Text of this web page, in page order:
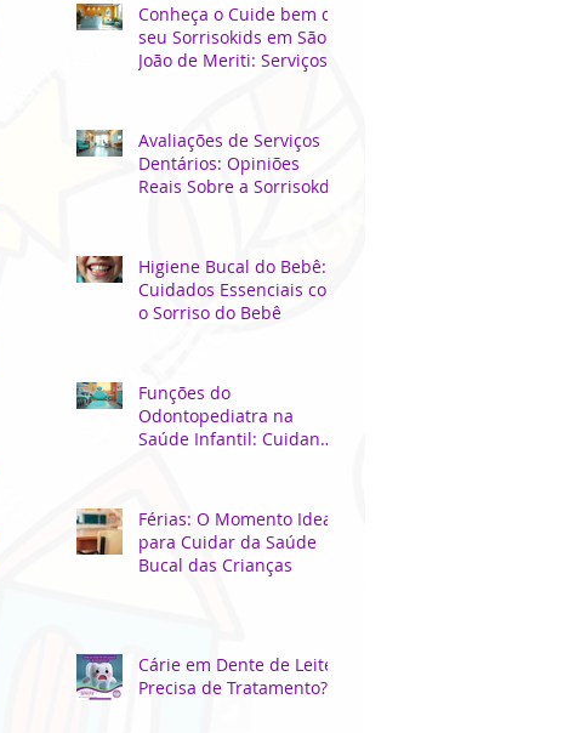
Conheça o Cuide bem do
seu Sorrisokids em São
João de Meriti: Serviços
Avaliações de Serviços
Dentários: Opiniões
Reais Sobre a Sorrisokds
Higiene Bucal do Bebê:
Cuidados Essenciais com
o Sorriso do Bebê
Funções do
Odontopediatra na
Saúde Infantil: Cuidando
Férias: O Momento Ideal
para Cuidar da Saúde
Bucal das Crianças
Cárie em Dente de Leite
Precisa de Tratamento?